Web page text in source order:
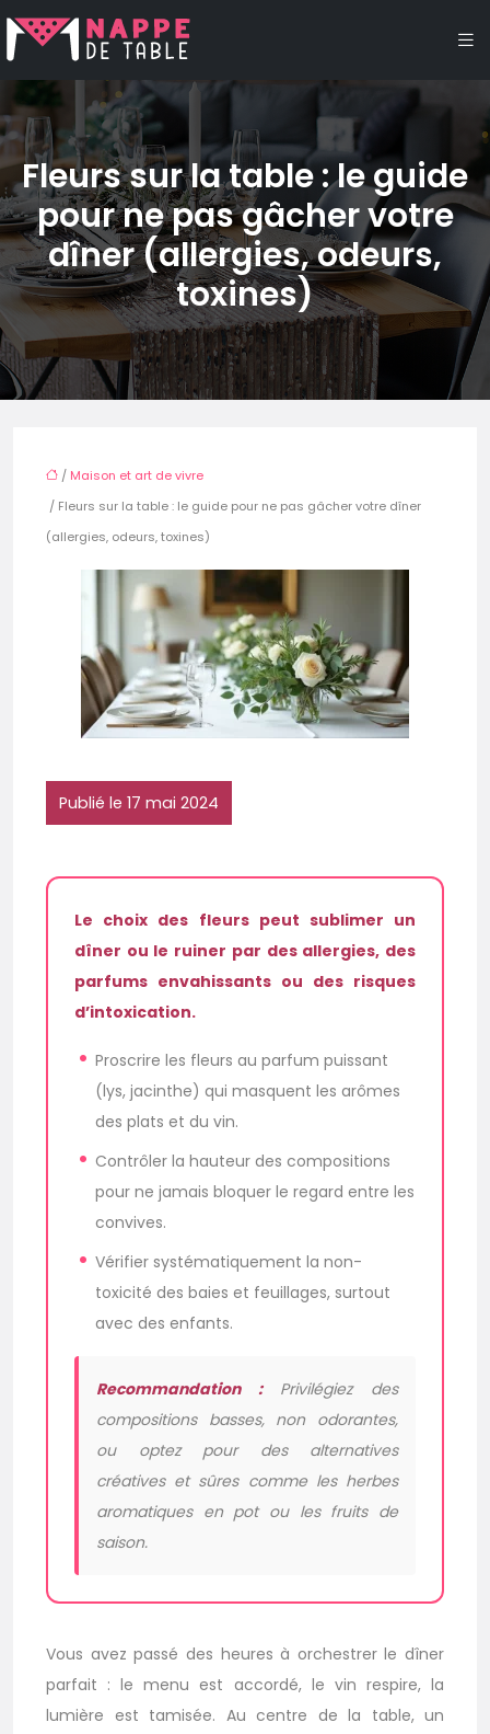
Fleurs sur la table : le guide
pour ne pas gâcher votre
dîner (allergies, odeurs,
toxines)
/ Maison et art de vivre
/ Fleurs sur la table : le guide pour ne pas gâcher votre dîner
(allergies, odeurs, toxines)
Publié le 17 mai 2024
Le choix des fleurs peut sublimer un
dîner ou le ruiner par des allergies, des
parfums envahissants ou des risques
d’intoxication.
Proscrire les fleurs au parfum puissant
(lys, jacinthe) qui masquent les arômes
des plats et du vin.
Contrôler la hauteur des compositions
pour ne jamais bloquer le regard entre les
convives.
Vérifier systématiquement la non-
toxicité des baies et feuillages, surtout
avec des enfants.
Recommandation :Privilégiez des
compositions basses, non odorantes,
ou optez pour des alternatives
créatives et sûres comme les herbes
aromatiques en pot ou les fruits de
saison.
Vous avez passé des heures à orchestrer le dîner
parfait : le menu est accordé, le vin respire, la
lumière est tamisée. Au centre de la table, un